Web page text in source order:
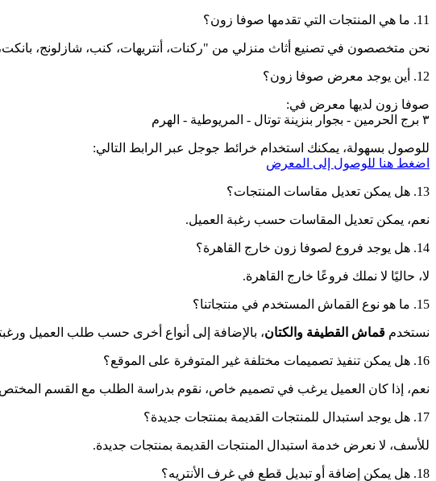
11. ما هي المنتجات التي تقدمها صوفا زون؟
نحن متخصصون في تصنيع أثاث منزلي من "ركنات، أنتريهات، كنب، شازلونج،
12. أين يوجد معرض صوفا زون؟
صوفا زون لديها معرض في:
٣ برج الحرمين - بجوار بنزينة توتال - المريوطية - الهرم
للوصول بسهولة، يمكنك استخدام خرائط جوجل عبر الرابط التالي:
اضغط هنا للوصول إلى المعرض
13. هل يمكن تعديل مقاسات المنتجات؟
نعم، يمكن تعديل المقاسات حسب رغبة العميل.
14. هل يوجد فروع لصوفا زون خارج القاهرة؟
لا، حاليًا لا نملك فروعًا خارج القاهرة.
15. ما هو نوع القماش المستخدم في منتجاتنا؟
نستخدم قماش القطيفة والكتان، بالإضافة إلى أنواع أخرى حسب طلب العميل
16. هل يمكن تنفيذ تصميمات مختلفة غير المتوفرة على الموقع؟
نعم، إذا كان العميل يرغب في تصميم خاص، نقوم بدراسة الطلب مع القسم المختص،
17. هل يوجد استبدال للمنتجات القديمة بمنتجات جديدة؟
للأسف، لا نعرض خدمة استبدال المنتجات القديمة بمنتجات جديدة.
18. هل يمكن إضافة أو تبديل قطع في غرف الأنتريه؟